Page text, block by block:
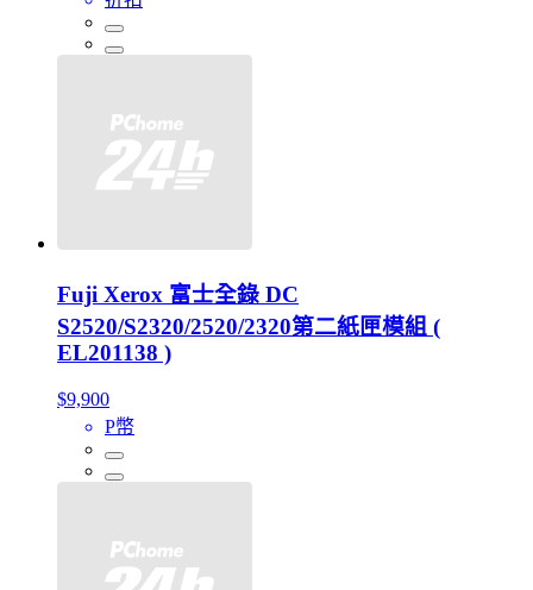
Fuji Xerox 富士全錄 DC
S2520/S2320/2520/2320第二紙匣模組 (
EL201138 )
$9,900
P幣